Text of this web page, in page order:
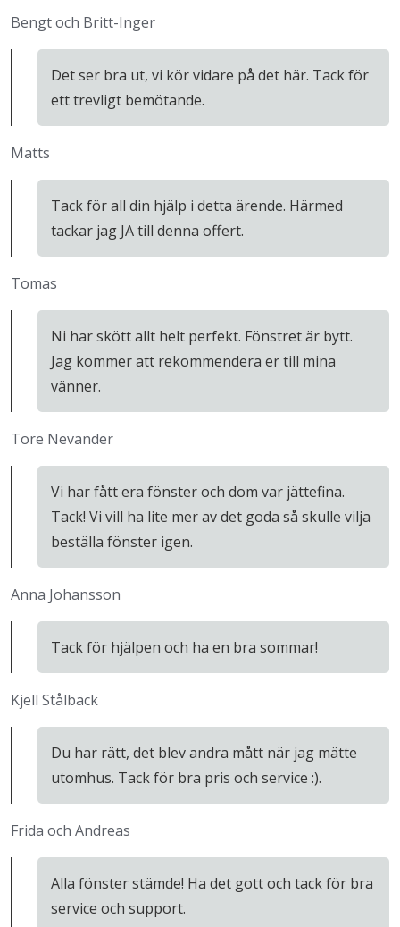
Bengt och Britt-Inger
Det ser bra ut, vi kör vidare på det här. Tack för
ett trevligt bemötande.
Matts
Tack för all din hjälp i detta ärende. Härmed
tackar jag JA till denna offert.
Tomas
Ni har skött allt helt perfekt. Fönstret är bytt.
Jag kommer att rekommendera er till mina
vänner.
Tore Nevander
Vi har fått era fönster och dom var jättefina.
Tack! Vi vill ha lite mer av det goda så skulle vilja
beställa fönster igen.
Anna Johansson
Tack för hjälpen och ha en bra sommar!
Kjell Stålbäck
Du har rätt, det blev andra mått när jag mätte
utomhus. Tack för bra pris och service :).
Frida och Andreas
Alla fönster stämde! Ha det gott och tack för bra
service och support.